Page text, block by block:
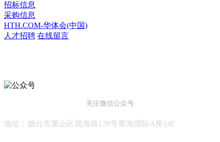
招标信息
采购信息
HTH.COM-华体会(中国)
人才招聘 在线留言
关注微信公众号
地址：烟台市莱山区观海路128号黄海国际A座14F